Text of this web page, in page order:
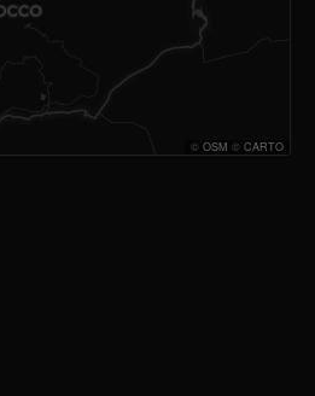
© OSM © CARTO